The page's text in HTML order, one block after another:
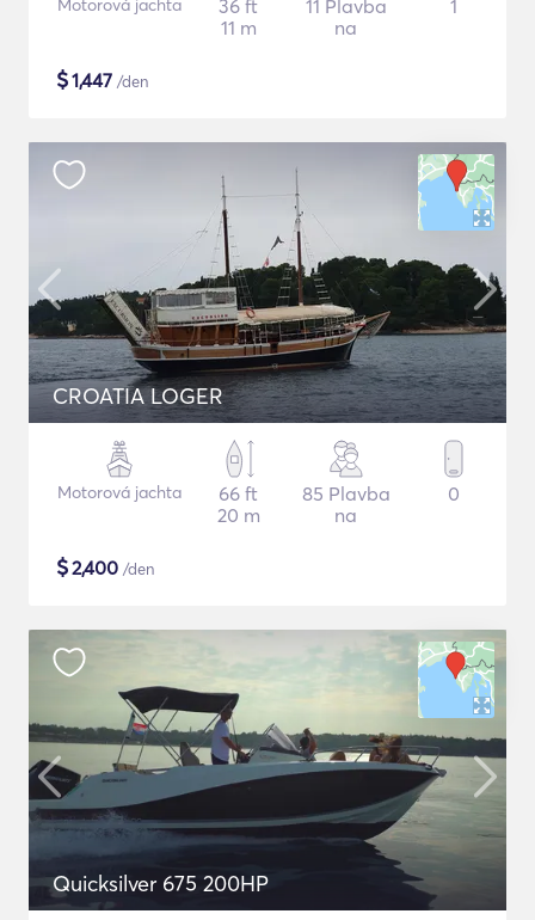
Motorová jachta
36 ft
11 m
11 Plavba
na
1
$1,447 /den
CROATIA LOGER
Motorová jachta
66 ft
20 m
85 Plavba
na
0
$2,400 /den
Quicksilver 675 200HP